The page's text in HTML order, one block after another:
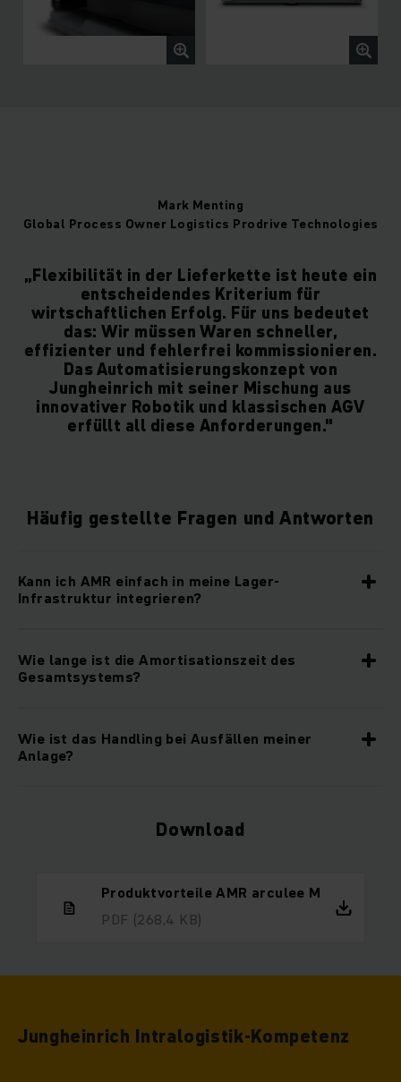
Mark Menting
Global Process Owner Logistics Prodrive Technologies
„Flexibilität in der Lieferkette ist heute ein
entscheidendes Kriterium für
wirtschaftlichen Erfolg. Für uns bedeutet
das: Wir müssen Waren schneller,
effizienter und fehlerfrei kommissionieren.
Das Automatisierungskonzept von
Jungheinrich mit seiner Mischung aus
innovativer Robotik und klassischen AGV
erfüllt all diese Anforderungen."
Häufig gestellte Fragen und Antworten
Kann ich AMR einfach in meine Lager-
Infrastruktur integrieren?
Wie lange ist die Amortisationszeit des
Gesamtsystems?
Wie ist das Handling bei Ausfällen meiner
Anlage?
Download
Produktvorteile AMR arculee M
PDF (268,4 KB)
Jungheinrich Intralogistik-Kompetenz